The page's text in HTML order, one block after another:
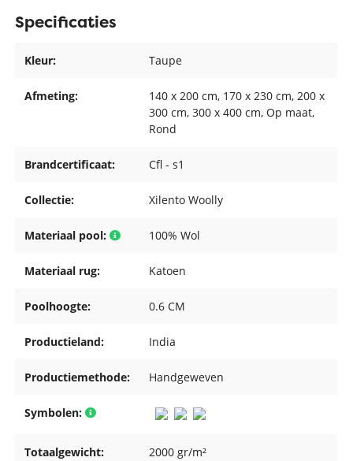
Specificaties
Kleur: Taupe
Afmeting: 140 x 200 cm, 170 x 230 cm, 200 x
300 cm, 300 x 400 cm, Op maat,
Rond
Brandcertificaat: Cfl - s1
Collectie: Xilento Woolly
Materiaal pool: 100% Wol
Materiaal rug: Katoen
Poolhoogte: 0.6 CM
Productieland: India
Productiemethode: Handgeweven
Symbolen:
Totaalgewicht: 2000 gr/m²